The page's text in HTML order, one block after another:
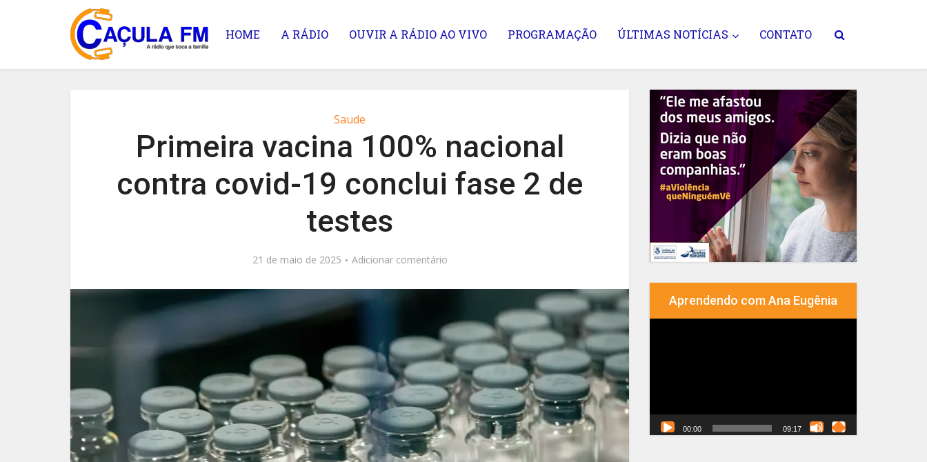
HOME A RÁDIO OUVIR A RÁDIO AO VIVO PROGRAMAÇÃO ÚLTIMAS NOTÍCIAS CONTATO
Saude
Primeira vacina 100% nacional
contra covid-19 conclui fase 2 de
testes
21 de maio de 2025 Adicionar comentário
Aprendendo com Ana Eugênia
00:00 09:17